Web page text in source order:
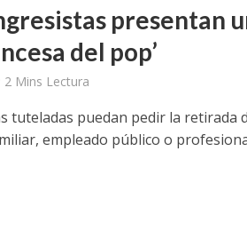
presentan
del pop’
2 Mins Lectura
tuteladas puedan pedir la retirada
empleado público o